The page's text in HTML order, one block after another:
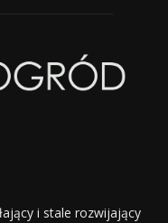
i stale rozwijający